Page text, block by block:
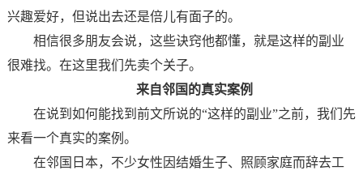
兴趣爱好，但说出去还是倍儿有面子的。
相信很多朋友会说，这些诀窍他都懂，就是这样的副业
很难找。在这里我们先卖个关子。
来自邻国的真实案例
在说到如何能找到前文所说的“这样的副业”之前，我们先
来看一个真实的案例。
在邻国日本，不少女性因结婚生子、照顾家庭而辞去工